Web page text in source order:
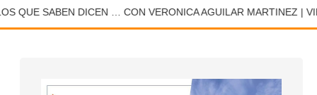
✕
SABEN DICEN … CON VERONICA AGUILAR MARTINEZ |